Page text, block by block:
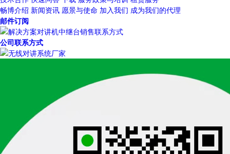
畅博介绍 新闻资讯 愿景与使命 加入我们 成为我们的代理
邮件订阅
公司联系方式